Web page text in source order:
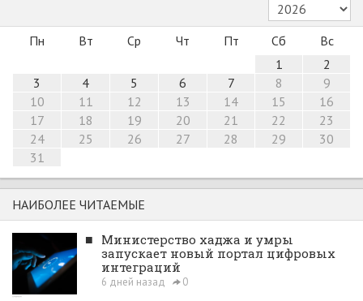
Пн Вт Ср Чт Пт Сб
Вс
1
2
3
4 5 6 7 8
9
10
11 12 13 14 15
16
17
18 19 20 21 22
23
24
25 26 27 28 29
30
31
НАИБОЛЕЕ ЧИТАЕМЫЕ
■ Министерство хаджа и умры
запускает новый портал цифровых
интеграций
6 дней назад 0